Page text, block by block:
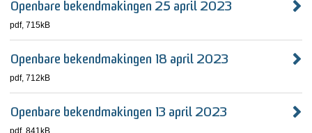
Openbare bekendmakingen 25 april 2023
pdf, 715kB
Openbare bekendmakingen 18 april 2023
pdf, 712kB
Openbare bekendmakingen 13 april 2023
pdf, 841kB